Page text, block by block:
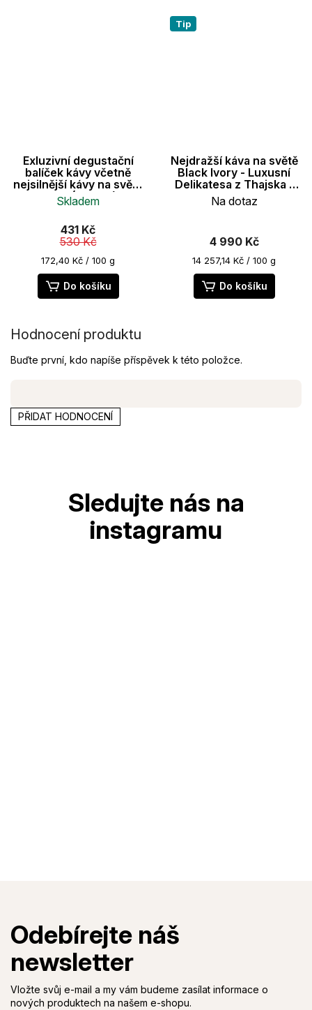
Exluzivní degustační
balíček kávy včetně
nejsilnější kávy na světě
250g (5x 50g)
hodnocení
produktu
je
5,0
z
5
Skladem
431 Kč
530 Kč
Měrná
cena:
172,40 Kč / 100 g
Do košíku
Tip
Nejdražší káva na světě
Black Ivory - Luxusní
Delikatesa z Thajska -
35g
Na dotaz
4 990 Kč
Měrná
cena:
14 257,14 Kč / 100 g
Do košíku
Hodnocení produktu
Buďte první, kdo napíše příspěvek k této položce.
PŘIDAT HODNOCENÍ
Vložte svůj e-mail a my vám budeme zasílat informace o
nových produktech na našem e-shopu.